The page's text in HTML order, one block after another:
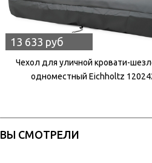
13 633 руб
Чехол для уличной кровати-
одноместный Eichholtz
ВЫ СМОТРЕЛИ